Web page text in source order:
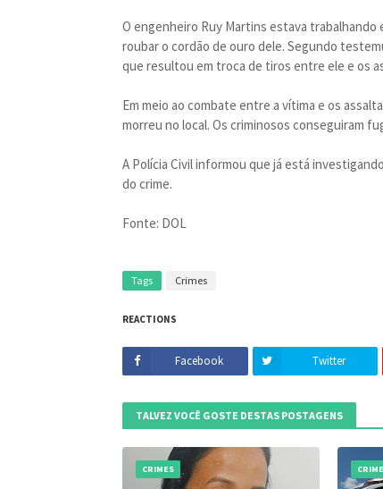
O engenheiro Ruy Martins estava
roubar o cordão de ouro dele. Segundo
que resultou em troca de tiros entre ele e os
Em meio ao combate entre a vítima e os
morreu no local. Os criminosos conseguiram
A Polícia Civil informou que já está
do crime.
Fonte: DOL
Tags Crimes
REACTIONS
Facebook Twitter
TALVEZ VOCÊ GOSTE DESTAS POSTAGENS
CRIMES